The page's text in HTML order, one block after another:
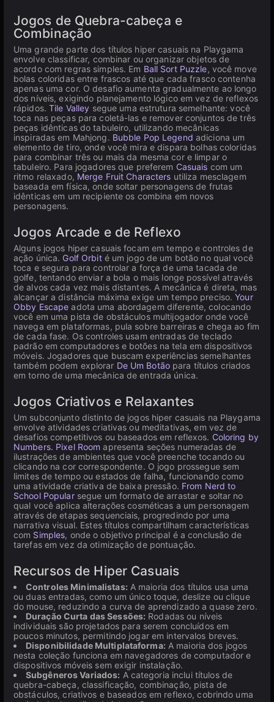
Jogos de Quebra-cabeça e
Combinação
Uma grande parte dos títulos hiper casuais na Playgama
envolve classificar, combinar ou organizar objetos de
acordo com regras simples. Em Ball Sort Puzzle, você move
bolas coloridas entre frascos até que cada frasco contenha
apenas uma cor. O desafio aumenta gradualmente ao longo
dos níveis, exigindo planejamento lógico em vez de reflexos
rápidos.Tile Valley segue uma estrutura semelhante: você
toca nas peças para coletá-las e remover conjuntos de três
peças idênticas do tabuleiro, utilizando mecânicas
inspiradas em Mahjong. Bubble Pop Legend adiciona um
elemento de tiro, onde você mira e dispara bolhas coloridas
para combinar três ou mais da mesma cor e limpar o
tabuleiro. Para jogadores que preferem Casuais com um
ritmo relaxado, Merge Fruit Characters utiliza mesclagem
baseada em física, onde soltar personagens de frutas
idênticas em um recipiente os combina em novos
personagens.
Jogos Arcade e de Reflexo
Alguns jogos hiper casuais focam em tempo e controles de
ação única. Golf Orbité um jogo de um botão no qual você
toca e segura para controlar a força de uma tacada de
golfe, tentando enviar a bola o mais longe possível através
de alvos cada vez mais distantes. A mecânica é direta, mas
alcançar a distância máxima exige um tempo preciso.Your
Obby Escape adota uma abordagem diferente, colocando
você em uma pista de obstáculos multijogador onde você
navega em plataformas, pula sobre barreiras e chega ao fim
de cada fase. Os controles usam entradas de teclado
padrão em computadores e botões na tela em dispositivos
móveis. Jogadores que buscam experiências semelhantes
também podem explorar De Um Botãopara títulos criados
em torno de uma mecânica de entrada única.
Jogos Criativos e Relaxantes
Um subconjunto distinto de jogos hiper casuais na Playgama
envolve atividades criativas ou meditativas, em vez de
desafios competitivos ou baseados em reflexos. Coloring by
Numbers. Pixel Room apresenta seções numeradas de
ilustrações de ambientes que você preenche tocando ou
clicando na cor correspondente. O jogo prossegue sem
limites de tempo ou estados de falha, funcionando como
uma atividade criativa de baixa pressão. From Nerd to
School Popularsegue um formato de arrastar e soltar no
qual você aplica alterações cosméticas a um personagem
através de etapas sequenciais, progredindo por uma
narrativa visual. Estes títulos compartilham características
com Simples, onde o objetivo principal é a conclusão de
tarefas em vez da otimização de pontuação.
Recursos de Hiper Casuais
Controles Minimalistas: A maioria dos títulos usa uma
ou duas entradas, como um único toque, deslize ou clique
do mouse, reduzindo a curva de aprendizado a quase zero.
Duração Curta das Sessões: Rodadas ou níveis
individuais são projetados para serem concluídos em
poucos minutos, permitindo jogar em intervalos breves.
Disponibilidade Multiplataforma: A maioria dos jogos
nesta coleção funciona em navegadores de computador e
dispositivos móveis sem exigir instalação.
Subgêneros Variados: A categoria inclui títulos de
quebra-cabeça, classificação, combinação, pista de
obstáculos, criativos e baseados em reflexo, cobrindo uma